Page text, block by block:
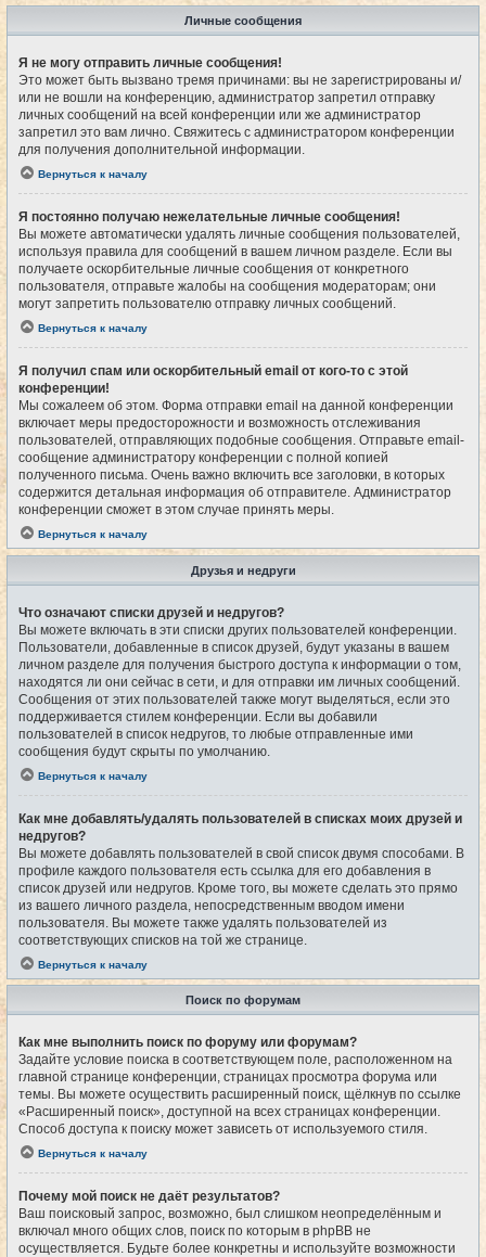
Личные сообщения
Я не могу отправить личные сообщения!
Это может быть вызвано тремя причинами: вы не зарегистрированы и/
или не вошли на конференцию, администратор запретил отправку
личных сообщений на всей конференции или же администратор
запретил это вам лично. Свяжитесь с администратором конференции
для получения дополнительной информации.
Вернуться к началу
Я постоянно получаю нежелательные личные сообщения!
Вы можете автоматически удалять личные сообщения пользователей,
используя правила для сообщений в вашем личном разделе. Если вы
получаете оскорбительные личные сообщения от конкретного
пользователя, отправьте жалобы на сообщения модераторам; они
могут запретить пользователю отправку личных сообщений.
Вернуться к началу
Я получил спам или оскорбительный email от кого-то с этой
конференции!
Мы сожалеем об этом. Форма отправки email на данной конференции
включает меры предосторожности и возможность отслеживания
пользователей, отправляющих подобные сообщения. Отправьте email-
сообщение администратору конференции с полной копией
полученного письма. Очень важно включить все заголовки, в которых
содержится детальная информация об отправителе. Администратор
конференции сможет в этом случае принять меры.
Вернуться к началу
Друзья и недруги
Что означают списки друзей и недругов?
Вы можете включать в эти списки других пользователей конференции.
Пользователи, добавленные в список друзей, будут указаны в вашем
личном разделе для получения быстрого доступа к информации о том,
находятся ли они сейчас в сети, и для отправки им личных сообщений.
Сообщения от этих пользователей также могут выделяться, если это
поддерживается стилем конференции. Если вы добавили
пользователей в список недругов, то любые отправленные ими
сообщения будут скрыты по умолчанию.
Вернуться к началу
Как мне добавлять/удалять пользователей в списках моих друзей и
недругов?
Вы можете добавлять пользователей в свой список двумя способами. В
профиле каждого пользователя есть ссылка для его добавления в
список друзей или недругов. Кроме того, вы можете сделать это прямо
из вашего личного раздела, непосредственным вводом имени
пользователя. Вы можете также удалять пользователей из
соответствующих списков на той же странице.
Вернуться к началу
Поиск по форумам
Как мне выполнить поиск по форуму или форумам?
Задайте условие поиска в соответствующем поле, расположенном на
главной странице конференции, страницах просмотра форума или
темы. Вы можете осуществить расширенный поиск, щёлкнув по ссылке
«Расширенный поиск», доступной на всех страницах конференции.
Способ доступа к поиску может зависеть от используемого стиля.
Вернуться к началу
Почему мой поиск не даёт результатов?
Ваш поисковый запрос, возможно, был слишком неопределённым и
включал много общих слов, поиск по которым в phpBB не
осуществляется. Будьте более конкретны и используйте возможности